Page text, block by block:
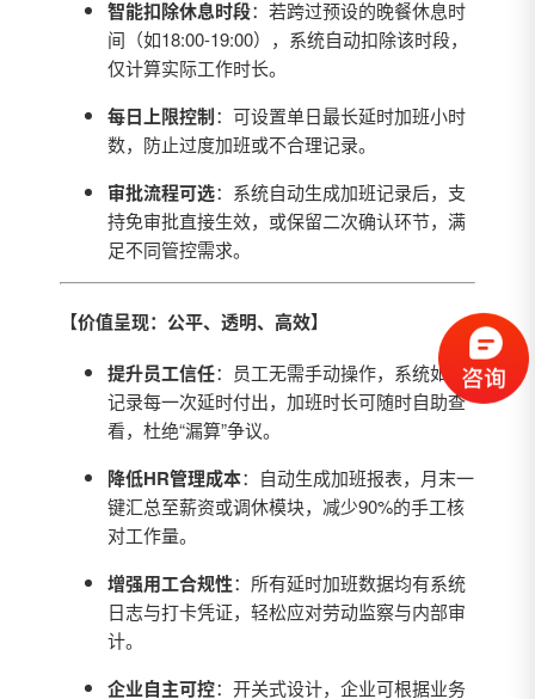
智能扣除休息时段：若跨过预设的晚餐休息时
间（如18:00-19:00），系统自动扣除该时段，
仅计算实际工作时长。
每日上限控制：可设置单日最长延时加班小时
数，防止过度加班或不合理记录。
审批流程可选：系统自动生成加班记录后，支
持免审批直接生效，或保留二次确认环节，满
足不同管控需求。
【价值呈现：公平、透明、高效】
提升员工信任：员工无需手动操作，系统如实
记录每一次延时付出，加班时长可随时自助查
看，杜绝“漏算”争议。
降低HR管理成本：自动生成加班报表，月末一
键汇总至薪资或调休模块，减少90%的手工核
对工作量。
增强用工合规性：所有延时加班数据均有系统
日志与打卡凭证，轻松应对劳动监察与内部审
计。
企业自主可控：开关式设计，企业可根据业务